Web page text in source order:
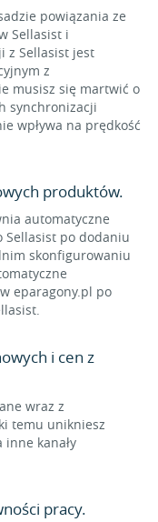
powiązania ze
Sellasist i
z Sellasist jest
z
musisz się martwić o
synchronizacji
wpływa na prędkość
produktów.
automatyczne
po dodaniu
skonfigurowaniu
eparagony.pl po
i cen z
wraz z
temu unikniesz
kanały
pracy.